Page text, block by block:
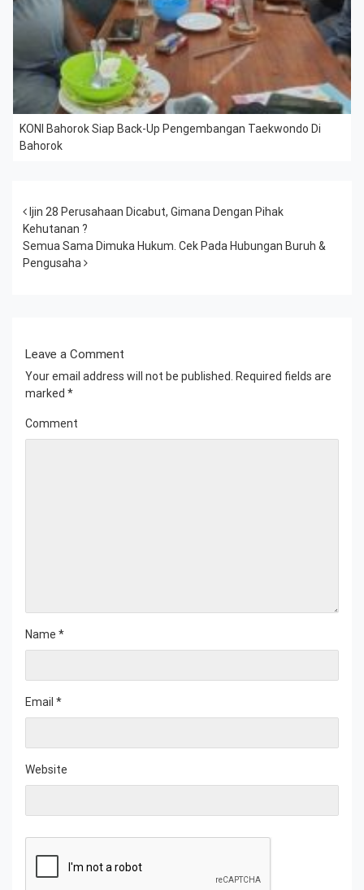
KONI Bahorok Siap Back-Up Pengembangan Taekwondo Di
Bahorok
Post navigation
Ijin 28 Perusahaan Dicabut, Gimana Dengan Pihak
Kehutanan ?
Semua Sama Dimuka Hukum. Cek Pada Hubungan Buruh &
Pengusaha
Leave a Comment
Your email address will not be published.
Required fields are
marked *
Comment
Name *
Email *
Website